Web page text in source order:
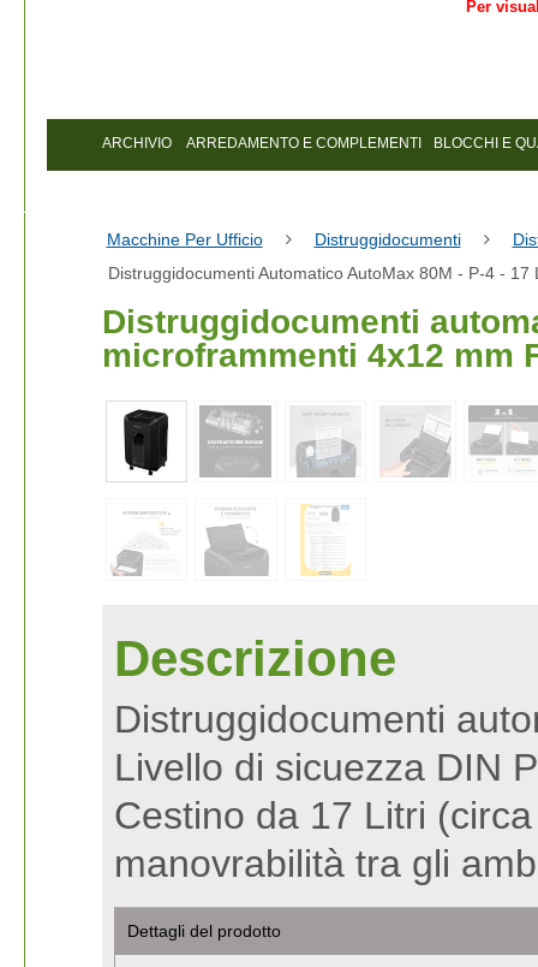
Per
ARCHIVIO ARREDAMENTO E COMPLEMENTI BLOCCHI E
Macchine Per Ufficio Distruggidocumenti
Distruggidocumenti Automatico AutoMax 80M - P-4 -
Distruggidocumenti
microframmenti 4x12 mm
Descrizione
Distruggidocumenti
Livello di sicuezza DIN
Cestino da 17 Litri
manovrabilità tra gli
Dettagli del prodotto